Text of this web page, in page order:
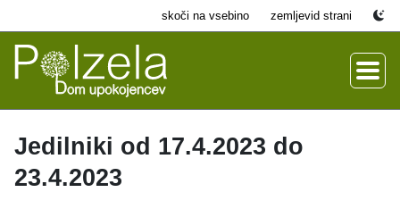
skoči na vsebino zemljevid strani
Jedilniki od 17.4.2023 do
23.4.2023